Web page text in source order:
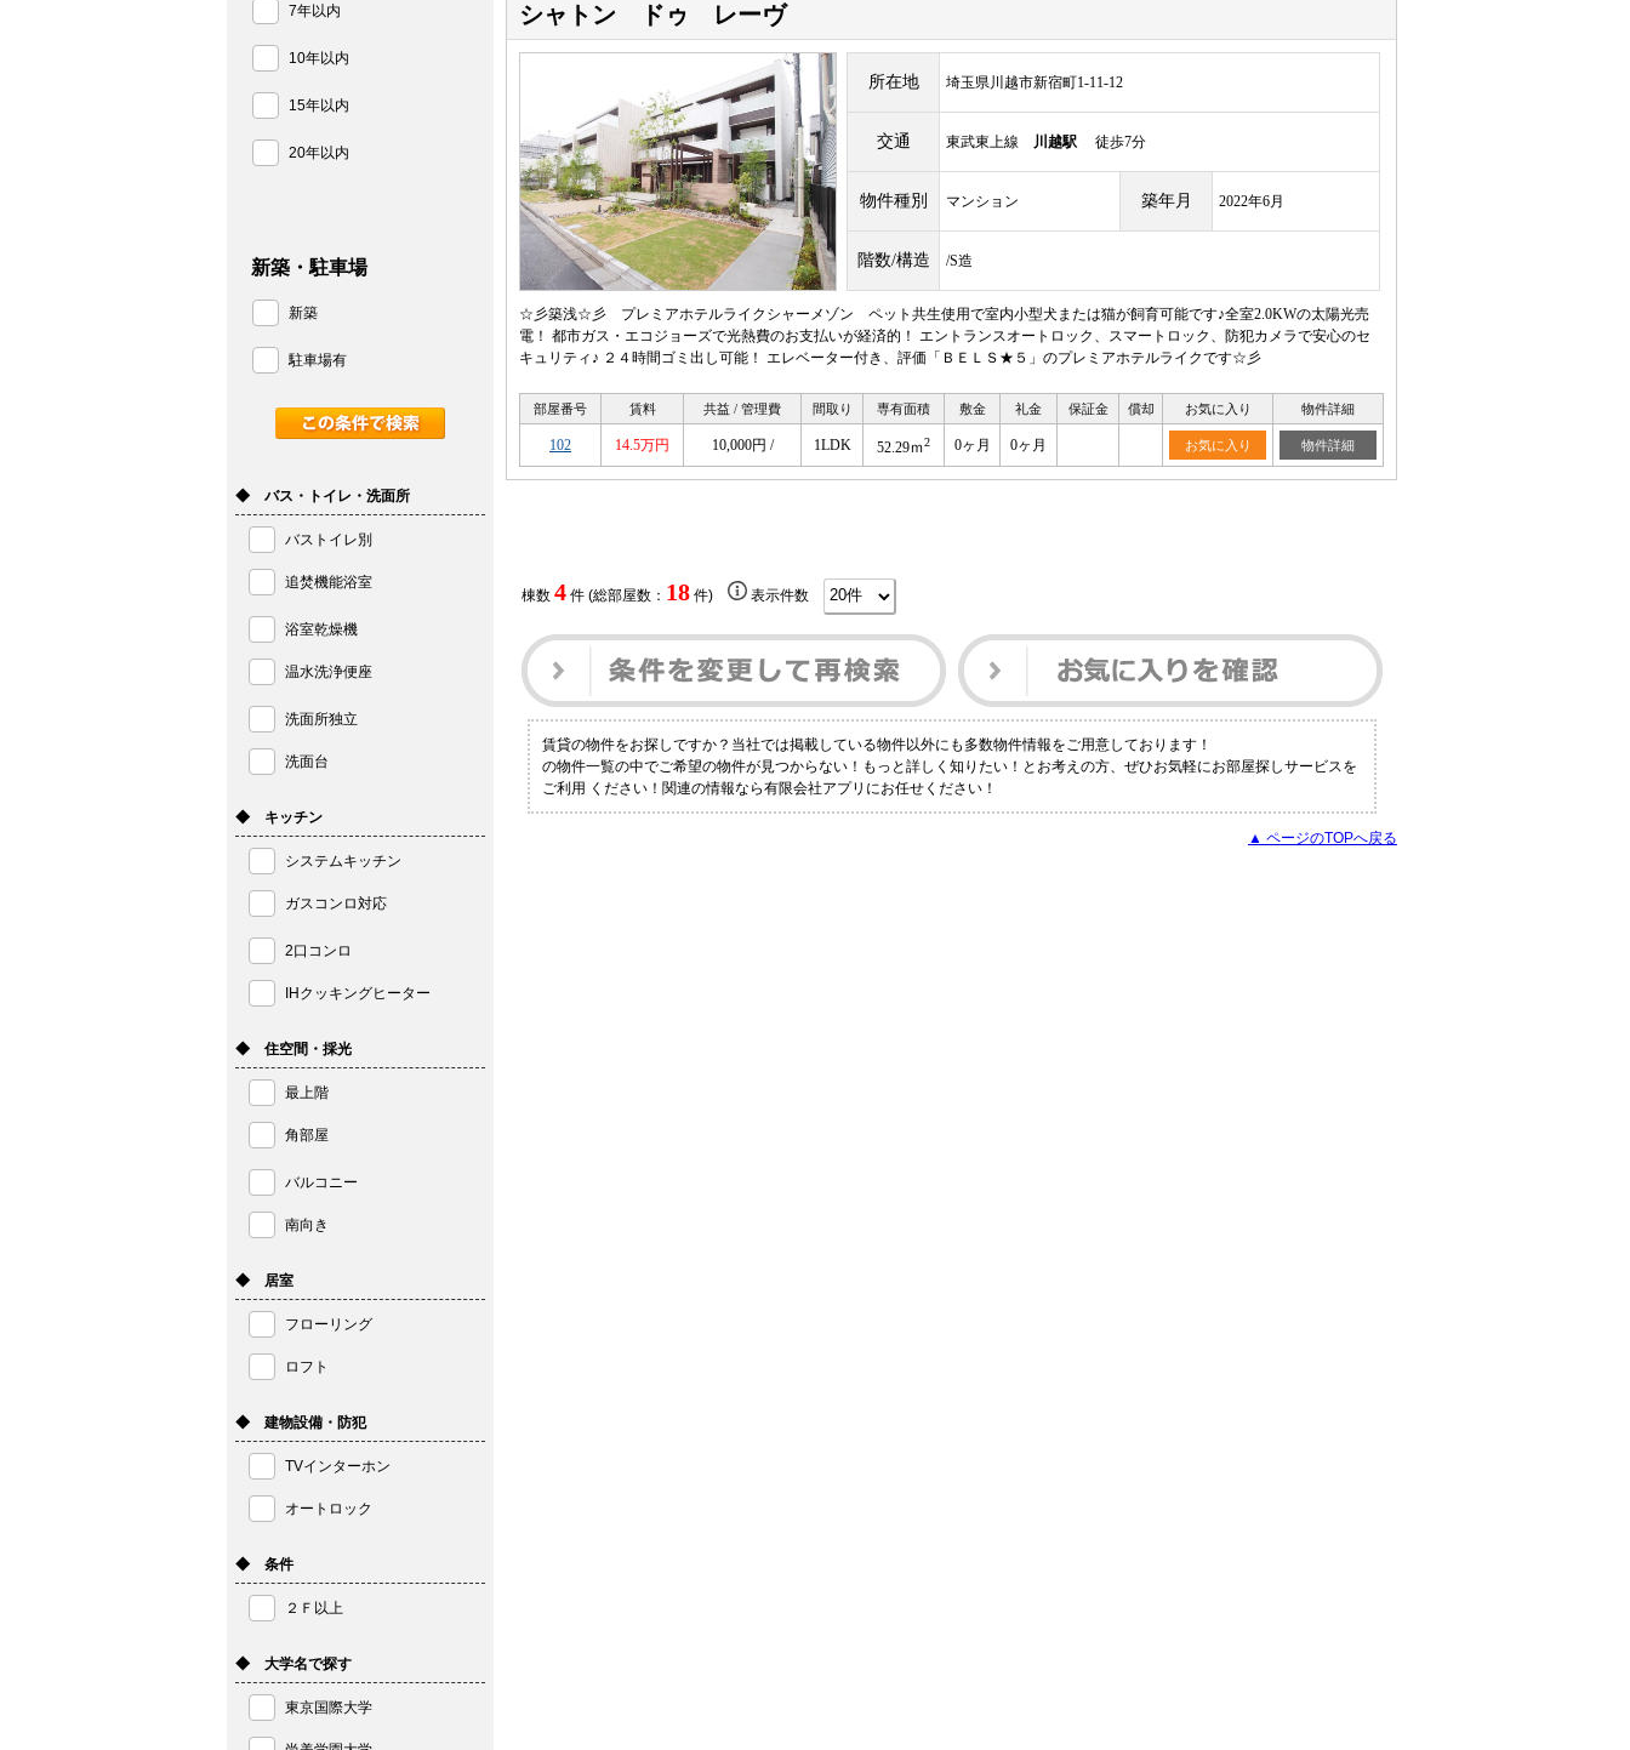
シャトン ドゥ レーヴ
所在地 埼玉県川越市新宿町1-11-12
交通 東武東上線 川越駅 徒歩7分
物件種別 マンション 築年月 2022年6月
階数/構造 /S造
☆彡築浅☆彡 プレミアホテルライクシャーメゾン ペット共生使用で室内小型犬または猫が飼育可能です♪全室2.0KWの太陽光売
電！ 都市ガス・エコジョーズで光熱費のお支払いが経済的！ エントランスオートロック、スマートロック、防犯カメラで安心のセ
キュリティ♪ ２４時間ゴミ出し可能！ エレベーター付き、評価「ＢＥＬＳ★５」のプレミアホテルライクです☆彡
部屋番号 賃料 共益 / 管理費 間取り 専有面積 敷金 礼金 保証金 償却 お気に入り 物件詳細
102 14.5万円 10,000円 / 1LDK 52.29ｍ2 0ヶ月 0ヶ月 お気に入り 物件詳細
棟数 4件 (総部屋数： 18件) 表示件数
賃貸の物件をお探しですか？当社では掲載している物件以外にも多数物件情報をご用意しております！
の物件一覧の中でご希望の物件が見つからない！もっと詳しく知りたい！とお考えの方、ぜひお気軽にお部屋探しサービスを
ご利用 ください！関連の情報なら有限会社アプリにお任せください！
▲ ページのTOPへ戻る
7年以内
10年以内
15年以内
20年以内
新築・駐車場
新築
駐車場有
◆ バス・トイレ・洗面所
バストイレ別
追焚機能浴室
浴室乾燥機
温水洗浄便座
洗面所独立
洗面台
◆ キッチン
システムキッチン
ガスコンロ対応
2口コンロ
IHクッキングヒーター
◆ 住空間・採光
最上階
角部屋
バルコニー
南向き
◆ 居室
フローリング
ロフト
◆ 建物設備・防犯
TVインターホン
オートロック
◆ 条件
２Ｆ以上
◆ 大学名で探す
東京国際大学